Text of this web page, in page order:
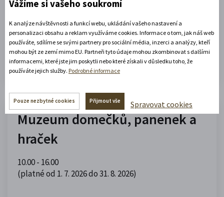
09.00 - 12.00,13.00 - 17.00
(platné od 1. 5. 2026 do 30. 9. 2026)
Zobrazit celou otevírací dobu
Zjistěte více
Muzeum domečků, panenek a
hraček
10.00 - 16.00
(platné od 1. 7. 2026 do 31. 8. 2026)
Vážíme si vašeho soukromí
K analýze návštěvnosti a funkcí webu, ukládání vašeho nastavení a
personalizaci obsahu a reklam využíváme cookies. Informace o tom, jak náš web
používáte, sdílíme se svými partnery pro sociální média, inzerci a analýzy, kteří
mohou být ze zemí mimo EU. Partneři tyto údaje mohou zkombinovat s dalšími
informacemi, které jste jim poskytli nebo které získali v důsledku toho, že
používáte jejich služby. Podrobné informace
Pouze nezbytné cookies Přijmout vše Spravovat cookies